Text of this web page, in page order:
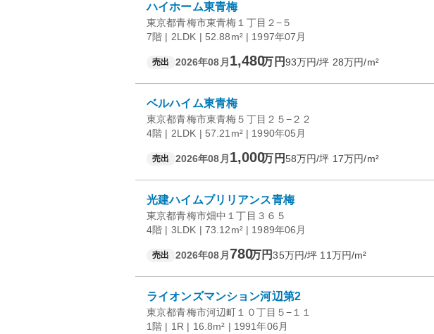
ハイホーム東青梅
東京都青梅市東青梅１丁目２−５
7階 | 2LDK | 52.88m² | 1997年07月
売出 2026年08月 1,480万円93万円/坪 28万円/m²
ベルハイム東青梅
東京都青梅市東青梅５丁目２５−２２
4階 | 2LDK | 57.21m² | 1990年05月
売出 2026年08月 1,000万円58万円/坪 17万円/m²
光建ハイムブリリアンス青梅
東京都青梅市畑中１丁目３６５
4階 | 3LDK | 73.12m² | 1989年06月
売出 2026年08月 780万円35万円/坪 11万円/m²
ライオンズマンション河辺第2
東京都青梅市河辺町１０丁目５−１１
1階 | 1R | 16.8m² | 1991年06月